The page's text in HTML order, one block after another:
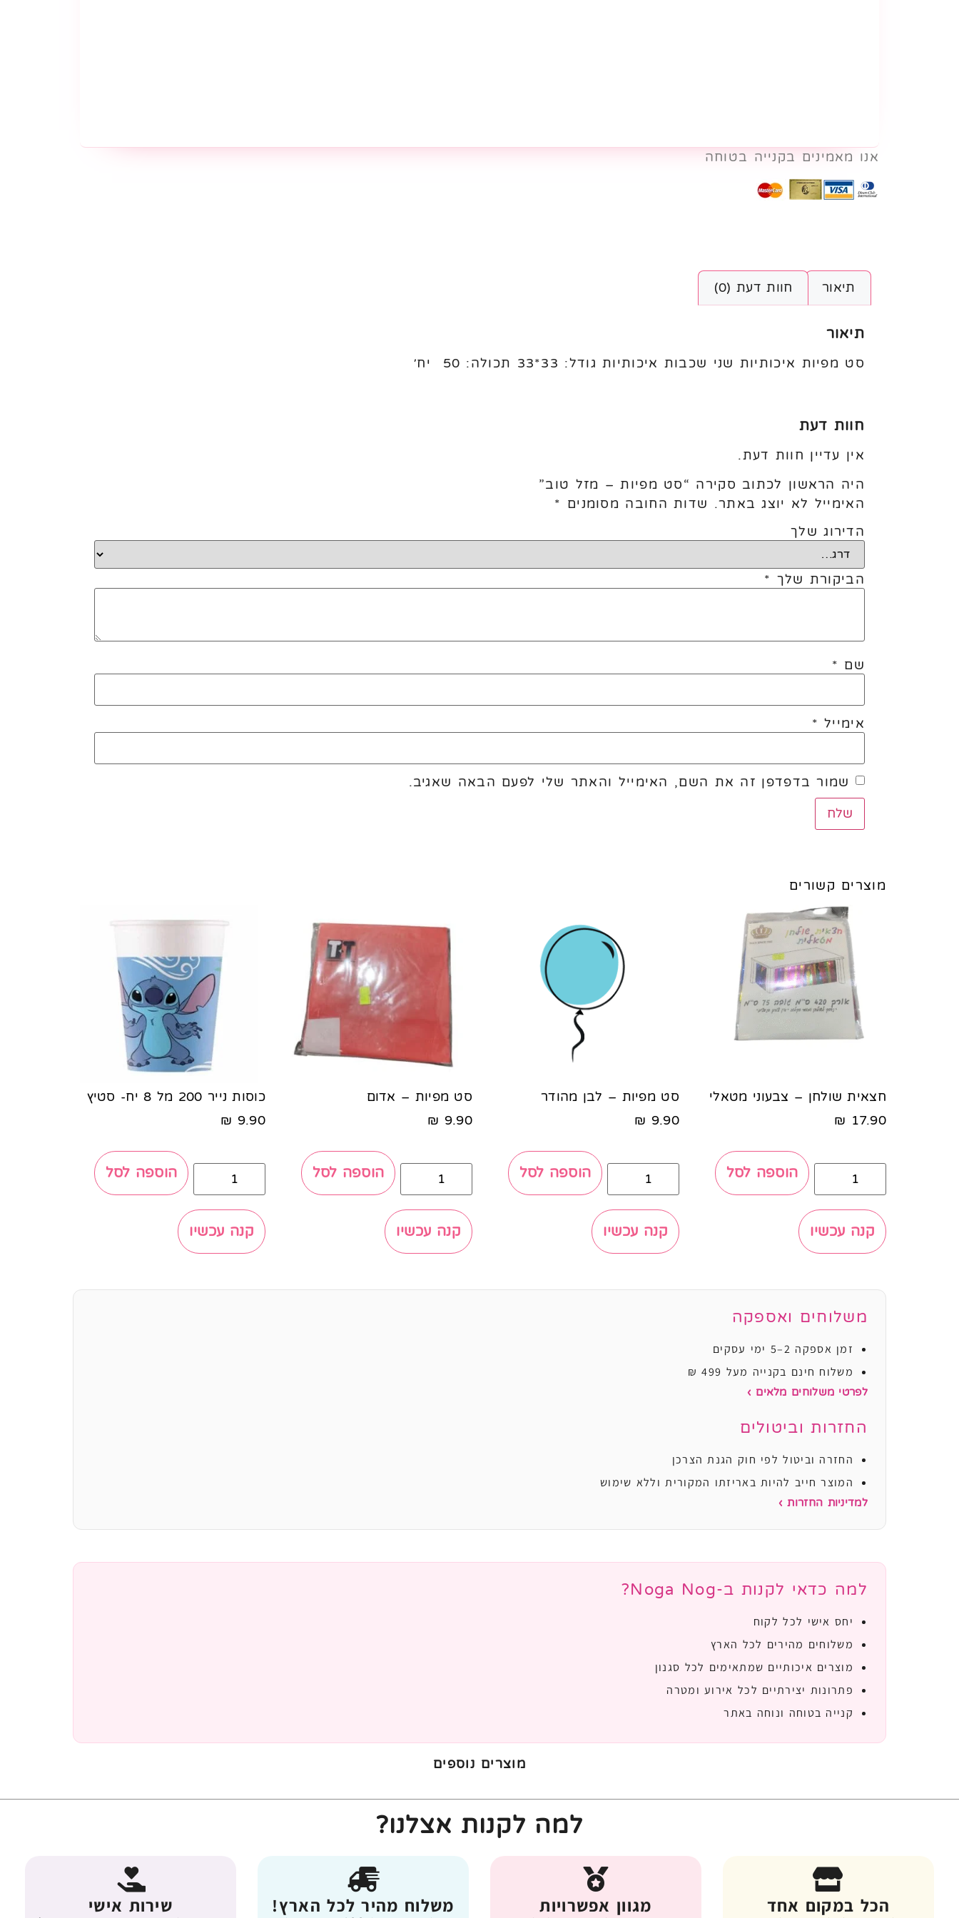
אנו מאמינים בקנייה בטוחה
תיאור חוות דעת (0)
תיאור
סט מפיות איכותיות שני שכבות איכותיות גודל: 33*33 תכולה: 50 יח׳
חוות דעת
אין עדיין חוות דעת.
היה הראשון לכתוב סקירה “סט מפיות – מזל טוב”
האימייל לא יוצג באתר. שדות החובה מסומנים *
הדירוג שלך
הביקורת שלך *
שם *
אימייל *
שמור בדפדפן זה את השם, האימייל והאתר שלי לפעם הבאה שאגיב.
מוצרים קשורים
חצאית שולחן – צבעוני מטאלי
17.90
₪
הוספה לסל
קנה עכשיו
סט מפיות – לבן מהודר
9.90
₪
הוספה לסל
קנה עכשיו
סט מפיות – אדום
9.90
₪
הוספה לסל
קנה עכשיו
כוסות נייר 200 מל 8 יח- סטיץ
9.90
₪
הוספה לסל
קנה עכשיו
משלוחים ואספקה
זמן אספקה 2–5 ימי עסקים
משלוח חינם בקנייה מעל 499 ₪
לפרטי משלוחים מלאים ›
החזרות וביטולים
החזרה וביטול לפי חוק הגנת הצרכן
המוצר חייב להיות באריזתו המקורית וללא שימוש
למדיניות החזרות ›
למה כדאי לקנות ב-Noga Nog?
יחס אישי לכל לקוח
משלוחים מהירים לכל הארץ
מוצרים איכותיים שמתאימים לכל סגנון
פתרונות יצירתיים לכל אירוע ומטרה
קנייה בטוחה ונוחה באתר
מוצרים נוספים
למה לקנות אצלנו?
הכל במקום אחד מגוון אפשרויות משלוח מהיר לכל הארץ! שירות אישי